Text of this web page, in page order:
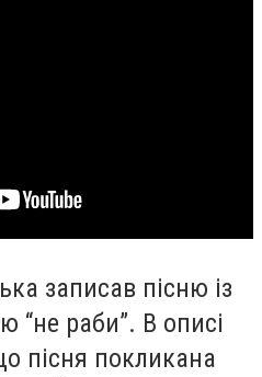
записав пісню із
“не раби”. В описі
пісня покликана